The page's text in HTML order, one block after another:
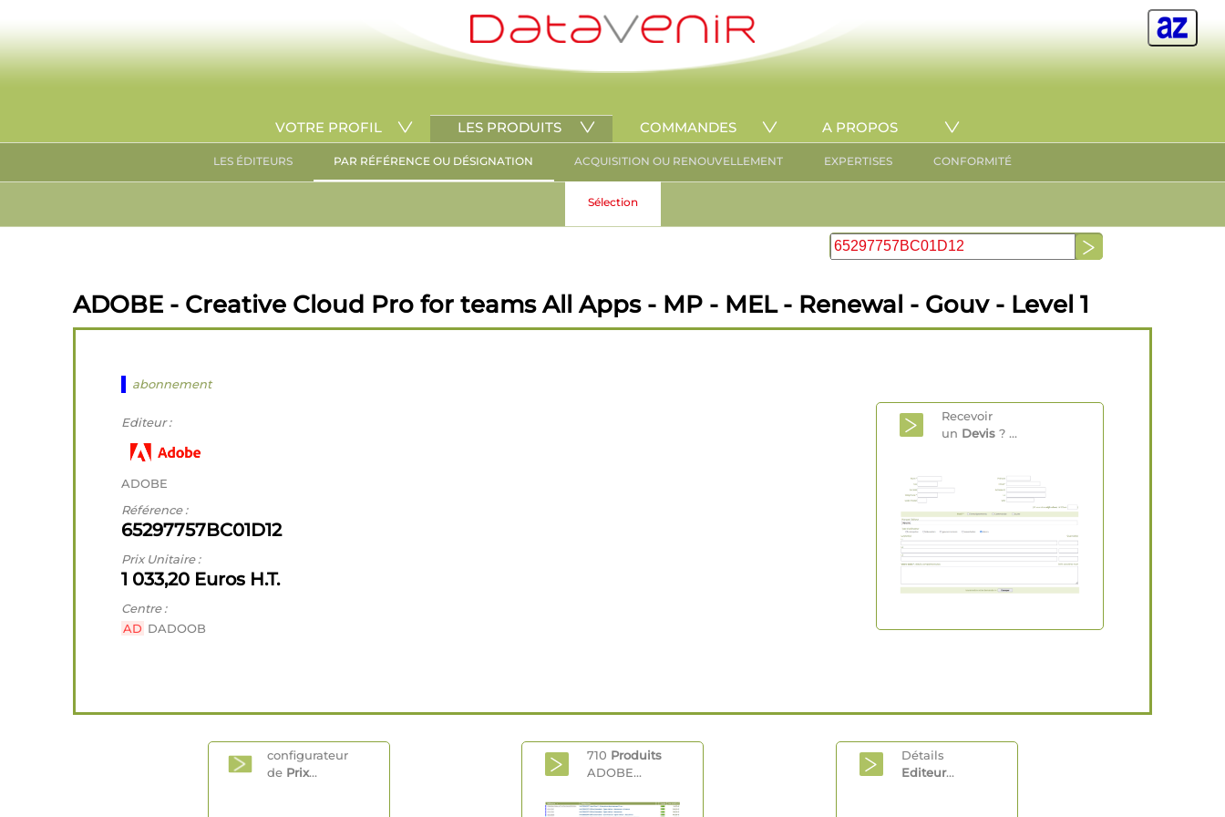
VOTRE PROFIL LES PRODUITS COMMANDES A PROPOS
LES ÉDITEURS PAR RÉFÉRENCE OU DÉSIGNATION ACQUISITION OU RENOUVELLEMENT EXPERTISES CONFORMITÉ
Sélection
ADOBE - Creative Cloud Pro for teams All Apps - MP - MEL - Renewal - Gouv - Level 1
abonnement
Editeur :
ADOBE
Référence :
65297757BC01D12
Prix Unitaire :
1 033,20 Euros H.T.
Centre :
AD DADOOB
Recevoir
un Devis ? ...
configurateur
de Prix...
710 Produits
ADOBE...
Détails
Editeur...